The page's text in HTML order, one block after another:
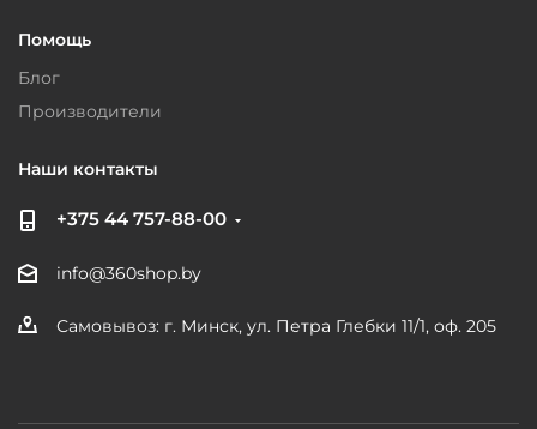
Помощь
Блог
Производители
Наши контакты
+375 44 757-88-00
info@360shop.by
Самовывоз: г. Минск, ул. Петра Глебки 11/1, оф. 205